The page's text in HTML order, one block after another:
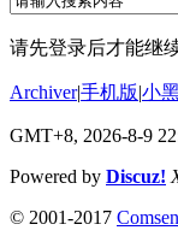
请先登录后才能继
Archiver|手机版|小
GMT+8, 2026-8-9
Powered by Discuz!
© 2001-2017